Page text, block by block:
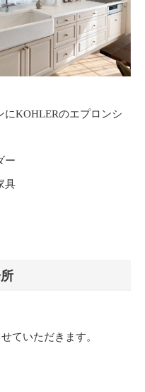
にKOHLERのエプロンシ
ー
具
ていただきます。